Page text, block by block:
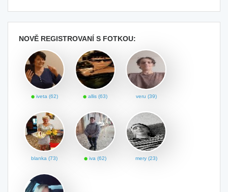
NOVĚ REGISTROVANÍ S FOTKOU:
iveta (62) allis (63) veru (39)
blanka (73) iva (62) mery (23)